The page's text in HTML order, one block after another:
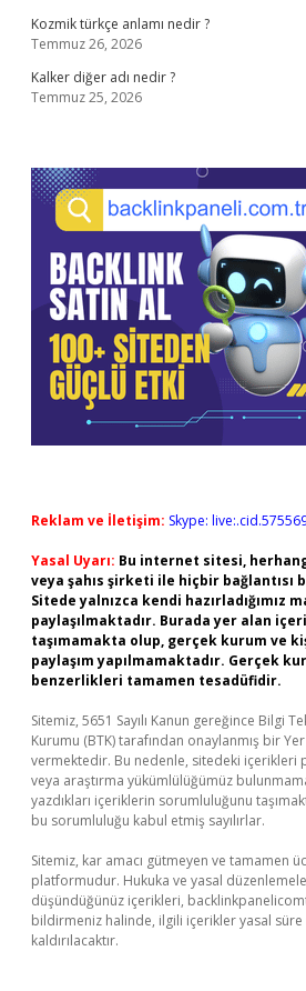
Kozmik türkçe anlamı nedir ?
Temmuz 26, 2026
Kalker diğer adı nedir ?
Temmuz 25, 2026
Reklam ve İletişim: Skype:
Yasal Uyarı: Bu internet sitesi,
veya şahıs şirketi ile hiçbir bağlantısı
Sitede yalnızca kendi hazırladığımız
paylaşılmaktadır. Burada yer alan
taşımamakta olup, gerçek kurum ve
paylaşım yapılmamaktadır. Gerçek
benzerlikleri tamamen tesadüfidir.
Sitemiz, 5651 Sayılı Kanun gereğince Bilgi
Kurumu (BTK) tarafından onaylanmış bir
vermektedir. Bu nedenle, sitedeki içerikleri
veya araştırma yükümlülüğümüz
yazdıkları içeriklerin sorumluluğunu
bu sorumluluğu kabul etmiş sayılırlar.
Sitemiz, kar amacı gütmeyen ve tamamen
platformudur. Hukuka ve yasal
düşündüğünüz içerikleri,
bildirmeniz halinde, ilgili içerikler yasal
kaldırılacaktır.